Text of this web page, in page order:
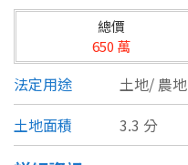
台北市
基隆市
新北市
宜蘭縣
總價
650 萬
法定用途 土地/ 農地
土地面積
3.3 分